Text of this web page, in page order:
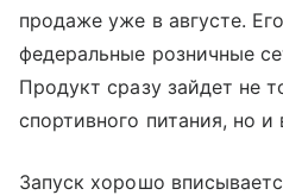
продаже уже в августе.
федеральные розничные
Продукт сразу зайдет не
спортивного питания, но
Запуск хорошо